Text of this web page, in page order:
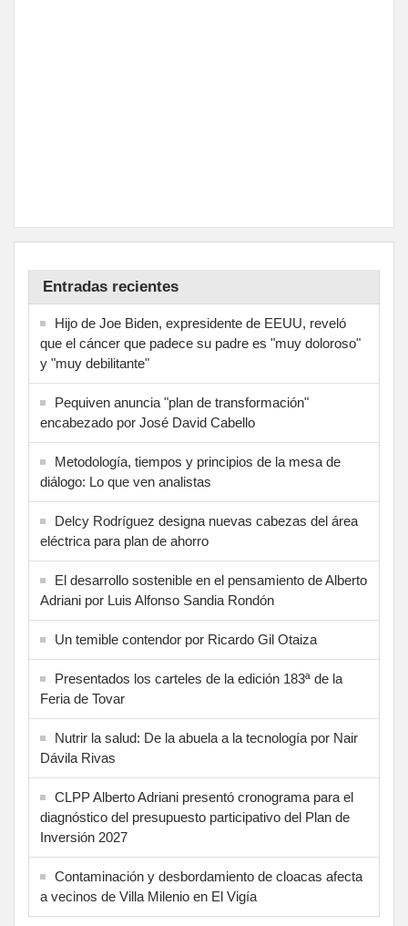
Entradas recientes
Hijo de Joe Biden, expresidente de EEUU, reveló
que el cáncer que padece su padre es "muy doloroso"
y "muy debilitante"
Pequiven anuncia "plan de transformación"
encabezado por José David Cabello
Metodología, tiempos y principios de la mesa de
diálogo: Lo que ven analistas
Delcy Rodríguez designa nuevas cabezas del área
eléctrica para plan de ahorro
El desarrollo sostenible en el pensamiento de Alberto
Adriani por Luis Alfonso Sandia Rondón
Un temible contendor por Ricardo Gil Otaiza
Presentados los carteles de la edición 183ª de la
Feria de Tovar
Nutrir la salud: De la abuela a la tecnología por Nair
Dávila Rivas
CLPP Alberto Adriani presentó cronograma para el
diagnóstico del presupuesto participativo del Plan de
Inversión 2027
Contaminación y desbordamiento de cloacas afecta
a vecinos de Villa Milenio en El Vigía